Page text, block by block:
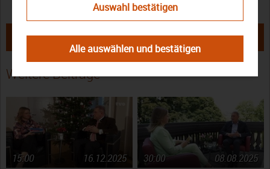
Ausgabe Oktober 2019
Ausgabe November 2019 →
Weitere Beiträge
16.12.2025
15:00
08.08.2025
30:00
Auswahl bestätigen
Alle auswählen und bestätigen